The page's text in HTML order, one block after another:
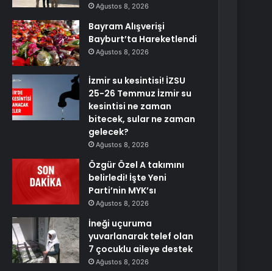
Ağustos 8, 2026
Bayram Alışverişi
Bayburt’ta Hareketlendi
Ağustos 8, 2026
İzmir su kesintisi! İZSU
25-26 Temmuz İzmir su
kesintisi ne zaman
bitecek, sular ne zaman
gelecek?
Ağustos 8, 2026
Özgür Özel A takımını
belirledi! İşte Yeni
Parti’nin MYK’sı
Ağustos 8, 2026
İneği uçuruma
yuvarlanarak telef olan
7 çocuklu aileye destek
Ağustos 8, 2026